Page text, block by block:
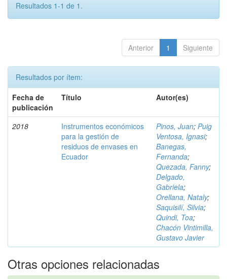
Resultados 1-1 de 1.
Anterior 1 Siguiente
Resultados por ítem:
Fecha de
publicación
Título Autor(es)
2018
Instrumentos económicos
para la gestión de
residuos de envases en
Ecuador
Pinos, Juan; Puig
Ventosa, Ignasi;
Banegas,
Fernanda;
Quezada, Fanny;
Delgado,
Gabriela;
Orellana, Nataly;
Saquisilí, Silvia;
Quindi, Toa;
Chacón Vintimilla,
Gustavo Javier
Otras opciones relacionadas